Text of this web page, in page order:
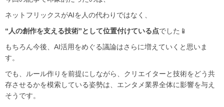
ネットフリックスがAIを人の代わりではなく、
“人の創作を支える技術”として位置付けている点でした📱
もちろん今後、AI活用をめぐる議論はさらに増えていくと思いま
す。
でも、ルール作りを前提にしながら、クリエイターと技術をどう共
存させるかを模索している姿勢は、エンタメ業界全体に影響を与え
そうです。